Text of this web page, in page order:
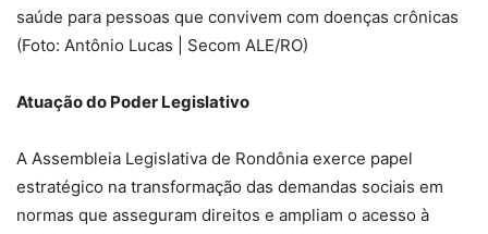
saúde para pessoas que convivem com doenças crônicas
(Foto: Antônio Lucas | Secom ALE/RO)
Atuação do Poder Legislativo
A Assembleia Legislativa de Rondônia exerce papel
estratégico na transformação das demandas sociais em
normas que asseguram direitos e ampliam o acesso à